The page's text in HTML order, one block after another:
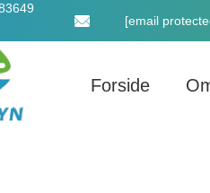
[email
Forside